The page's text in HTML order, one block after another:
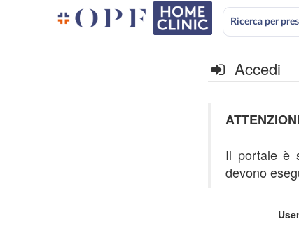
Ricerca per
Accedi
Il portale è
devono